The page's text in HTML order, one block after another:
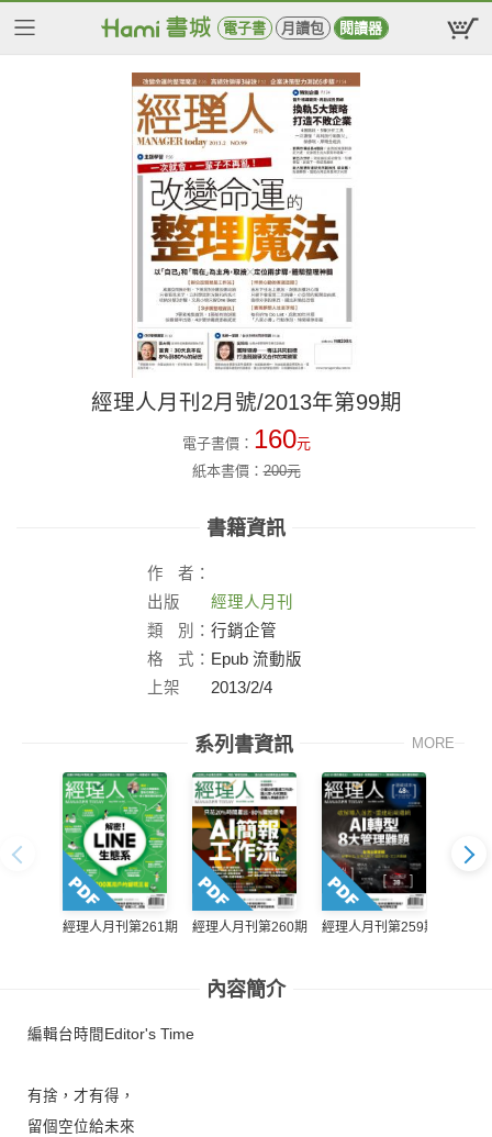
電子書 月讀包 閱讀器
經理人月刊2月號/2013年第99期
電子書價： 160元
紙本書價：200元
書籍資訊
作
者：
出版
社：
經理人月刊
類
別： 行銷企管
格
式： Epub 流動版
上架
2013/2/4
系列書資訊 MORE
經理人月刊第261期 經理人月刊第260期 經理人月刊第259期
內容簡介
編輯台時間Editor's Time
有捨，才有得，
留個空位給未來